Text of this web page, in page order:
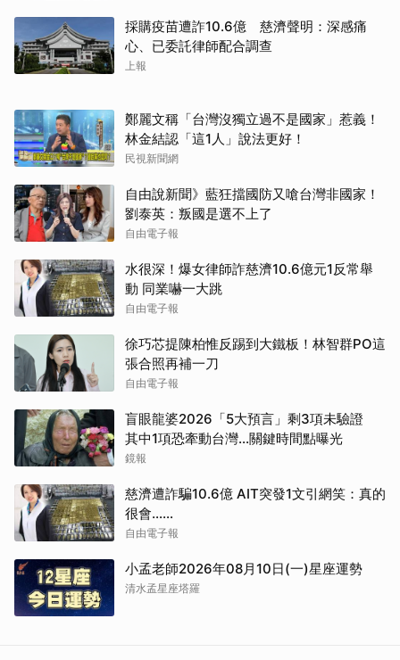
採購疫苗遭詐10.6億 慈濟聲明：深感痛
心、已委託律師配合調查
上報
鄭麗文稱「台灣沒獨立過不是國家」惹義！
林金結認「這1人」說法更好！
民視新聞網
自由說新聞》藍狂擋國防又嗆台灣非國家！
劉泰英：叛國是選不上了
自由電子報
水很深！爆女律師詐慈濟10.6億元1反常舉
動 同業嚇一大跳
自由電子報
徐巧芯提陳柏惟反踢到大鐵板！林智群PO這
張合照再補一刀
自由電子報
盲眼龍婆2026「5大預言」剩3項未驗證
其中1項恐牽動台灣...關鍵時間點曝光
鏡報
慈濟遭詐騙10.6億 AIT突發1文引網笑：真的
很會……
自由電子報
小孟老師2026年08月10日(一)星座運勢
清水孟星座塔羅